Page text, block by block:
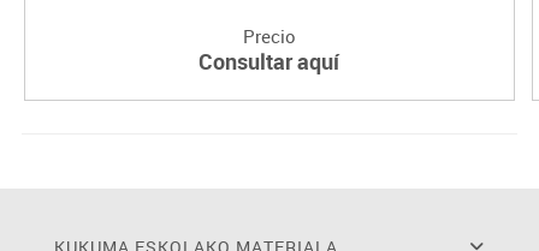
Precio
Consultar aquí
KUKUMA ESKOLAKO MATERIALA